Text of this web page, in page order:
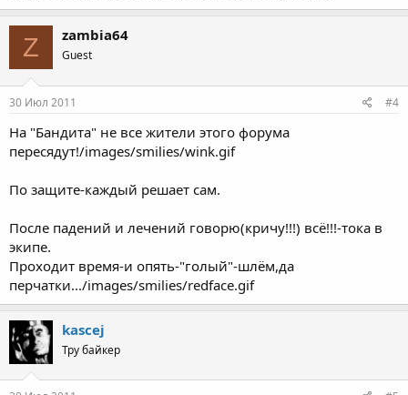
Z zambia64
Guest
30 Июл 2011 #4
На "Бандита" не все жители этого форума
пересядут!/images/smilies/wink.gif
По защите-каждый решает сам.
После падений и лечений говорю(кричу!!!) всё!!!-тока в
экипе.
Проходит время-и опять-"голый"-шлём,да
перчатки.../images/smilies/redface.gif
kascej
Тру байкер